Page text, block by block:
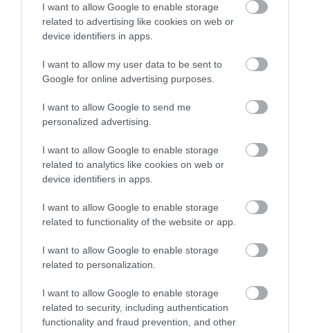
I want to allow Google to enable storage
related to advertising like cookies on web or
device identifiers in apps.
I want to allow my user data to be sent to
Google for online advertising purposes.
I want to allow Google to send me
personalized advertising.
I want to allow Google to enable storage
related to analytics like cookies on web or
device identifiers in apps.
I want to allow Google to enable storage
related to functionality of the website or app.
I want to allow Google to enable storage
related to personalization.
I want to allow Google to enable storage
related to security, including authentication
functionality and fraud prevention, and other